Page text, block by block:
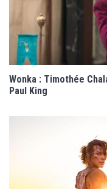
Wonka : Timothée
Paul King